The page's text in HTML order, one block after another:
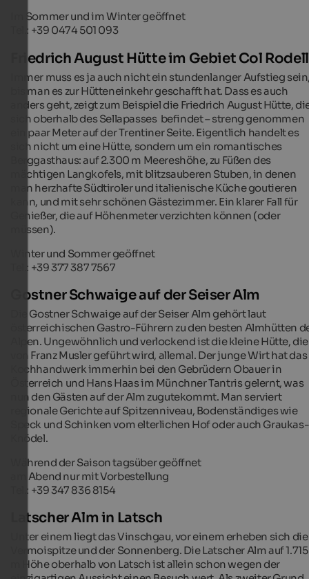
Im Sommer und im Winter geöffnet
Tel.: +39 0474 501 093
Friedrich August Hütte im Gebiet Col
Immer muss es ja auch nicht ein stundenlanger Aufstieg
bis man es zur Hütteneinkehr geschafft hat. Dass es auch
anders geht, zeigt zum Beispiel die Friedrich August Hütte,
sich oberhalb des Sellapasses befindet – streng genommen
ein paar Meter auf der Trentiner Seite. Eigentlich handelt es
sich nicht um eine Hütte, sondern um ein romantisches
Berggasthaus: auf 2.300 m Meereshöhe, zu Füßen des
mächtigen Langkofels, mit blitzsauberen Stuben, in denen
man herzhafte Südtiroler und italienische Küche goutieren
kann, und mit sehr schönen Gästezimmer. Ein klarer Fall für
Genießer, die auf Höhenmeter verzichten können (oder
müssen).
Winter und Sommer geöffnet
Tel.: +39 377 387 7567
Gostner Schwaige auf der Seiser Alm
Die Gostner Schwaige auf der Seiser Alm gehört laut
österreichischen Gastro-Führern zu den besten Almhütten
Alpen. Ungewöhnlich und verlockend ist die kleine Hütte, die
von Franz Musler geführt wird, allemal. Der junge Wirt hat das
Kochhandwerk immerhin bei den Gebrüdern Obauer in
Österreich und Hans Haas im Münchner Tantris gelernt, was
nun den Gästen auf der Alm zugutekommt. Man serviert
regionale Gerichte auf Spitzenniveau, Bodenständiges wie
Speck und Schinken vom elterlichen Hof oder auch Graukas-
Knödel.
Während der Saison tagsüber geöffnet
am Abend nur mit Vorbestellung
Tel.: +39 347 836 8154
Latscher Alm in Latsch
Unter einem liegt das Vinschgau, vor einem erheben sich die
Vermoispitze und der Sonnenberg. Die Latscher Alm auf 1.715
m Höhe oberhalb von Latsch ist allein schon wegen der